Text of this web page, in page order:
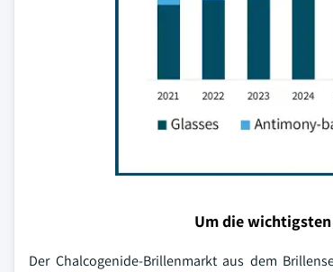
Um die
Der Chalcogenide-Brillenmarkt aus dem